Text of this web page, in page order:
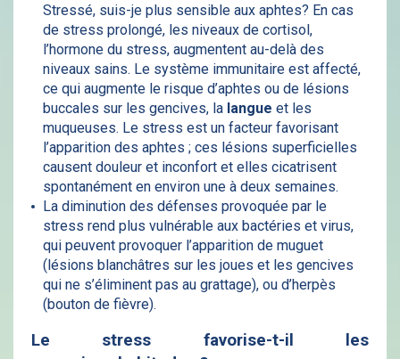
Stressé, suis-je plus sensible aux aphtes? En cas
de stress prolongé, les niveaux de cortisol,
l’hormone du stress, augmentent au-delà des
niveaux sains. Le système immunitaire est affecté,
ce qui augmente le risque d’aphtes ou de lésions
buccales sur les gencives, la langue et les
muqueuses. Le stress est un facteur favorisant
l’apparition des aphtes ; ces lésions superficielles
causent douleur et inconfort et elles cicatrisent
spontanément en environ une à deux semaines.
La diminution des défenses provoquée par le
stress rend plus vulnérable aux bactéries et virus,
qui peuvent provoquer l’apparition de muguet
(lésions blanchâtres sur les joues et les gencives
qui ne s’éliminent pas au grattage), ou d’herpès
(bouton de fièvre).
Le stress favorise-t-il les